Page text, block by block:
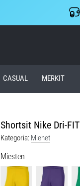
CASUAL MERKIT
Shortsit Nike Dri-
Kategoria: Miehet
Miesten